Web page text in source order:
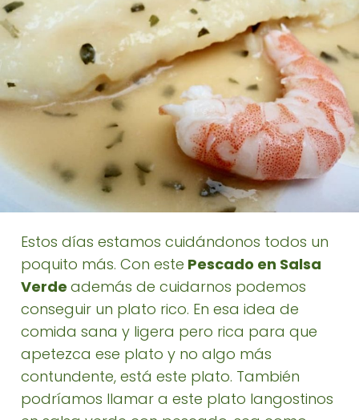
Estos días estamos cuidándonos todos un
poquito más. Con este Pescado en Salsa
Verde además de cuidarnos podemos
conseguir un plato rico. En esa idea de
comida sana y ligera pero rica para que
apetezca ese plato y no algo más
contundente, está este plato. También
podríamos llamar a este plato langostinos